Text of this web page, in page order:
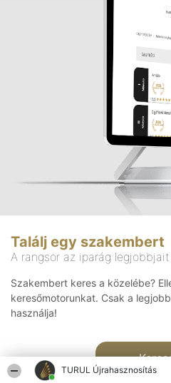
TURUL Újrahasznosítás
Találj egy szakembert
A rangsor az iparág
Szakembert keres a közelébe?
keresőmotorunkat. Csak a
használja!